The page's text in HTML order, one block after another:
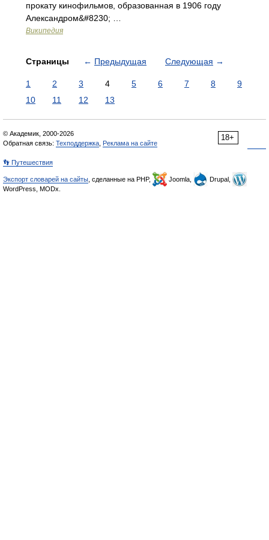
прокату кинофильмов, образованная в 1906 году
Александром&#8230; …
Википедия
Страницы ← Предыдущая Следующая →
1 2 3 4 5 6 7 8
9
10
11 12 13
18+
© Академик, 2000-2026
Обратная связь: Техподдержка Реклама на сайте
👣 Путешествия
Экспорт словарей на сайты , сделанные на PHP, Joomla,
Drupal,
WordPress, MODx.